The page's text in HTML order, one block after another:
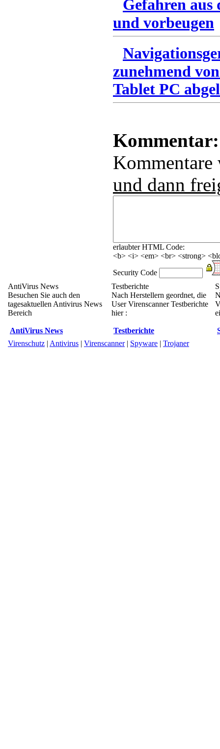
Gefahren
und vorbeugen
zunehmend
Tablet PC
Kommentar:
und dann
erlaubter HTML Code:
<b> <i> <em> <br> <strong>
Security Code
AntiVirus News
Besuchen Sie auch den
tagesaktuellen Antivirus News
Bereich
AntiVirus News
Testberichte
Nach Herstellern geordnet, die
User Virenscanner Testberichte
hier :
Testberichte
Virenschutz | Antivirus | Virenscanner| Spyware | Trojaner